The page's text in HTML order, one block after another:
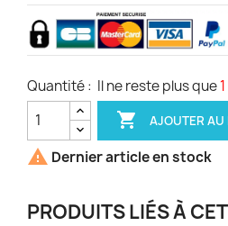
Quantité : Il ne reste plus que1
 AJOUTER AU
 Dernier article en stock
PRODUITS LIÉS À